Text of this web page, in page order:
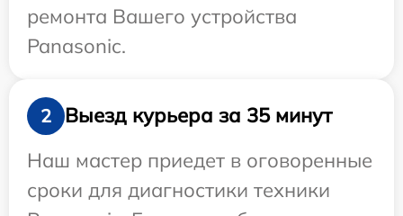
ремонта Вашего устройства
Panasonic.
2
Выезд курьера за 35 минут
Наш мастер приедет в оговоренные
сроки для диагностики техники